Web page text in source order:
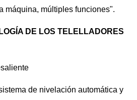
máquina, múltiples funciones".
DE LOS TELELLADORES
de nivelación automática y